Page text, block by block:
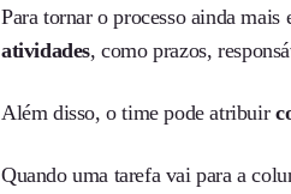
Para tornar o processo ainda
atividades, como prazos,
Além disso, o time pode atribuir
Quando uma tarefa vai para a